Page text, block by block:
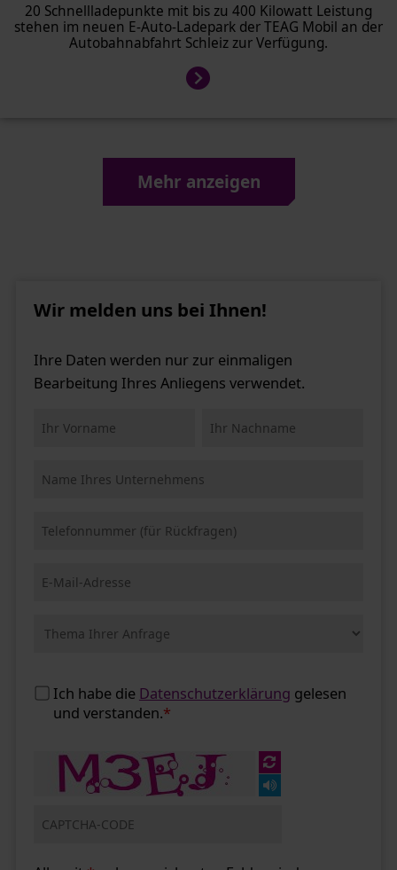
20 Schnellladepunkte mit bis zu 400 Kilowatt Leistung
stehen im neuen E-Auto-Ladepark der TEAG Mobil an der
Autobahnabfahrt Schleiz zur Verfügung.
Mehr anzeigen
Wir melden uns bei Ihnen!
Ihre Daten werden nur zur einmaligen
Bearbeitung Ihres Anliegens verwendet.
Ich habe die Datenschutzerklärung gelesen
und verstanden.*